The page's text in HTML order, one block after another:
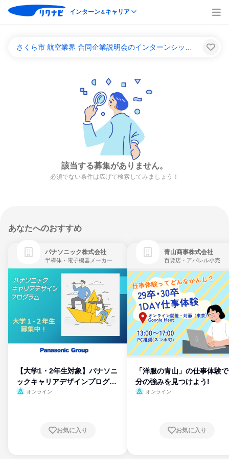
インターン＆キャリア
該当する募集がありません。
必須でない条件は広げて検索してみましょう！
あなたへのおすすめ
パナソニック株式会社
半導体・電子機器メーカー
【大学1・2年生対象】パナソニ
ックキャリアデザインプログラ
ム
オンライン
お気に入り
青山商事株式会社
百貨店・アパレル小売
「洋服の青山」の仕事体験
分の強みを見つけよう!
オンライン
お気に入り